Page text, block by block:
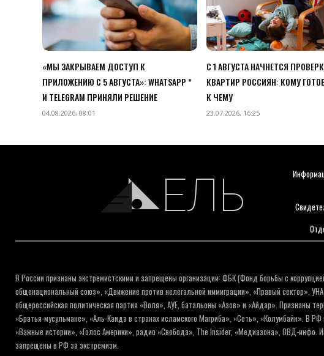
«МЫ ЗАКРЫВАЕМ ДОСТУП К
ПРИЛОЖЕНИЮ C 5 АВГУСТА»: WHATSAPP *
И TELEGRAM ПРИНЯЛИ РЕШЕНИЕ
04.08.2026, 08:01
С 1 АВГУСТА НАЧНЕТСЯ
КВАРТИР РОССИЯН: КОМУ
К ЧЕМУ
23.07.2026, 16:25
ЕЛЬ
В России признаны экстремистскими и запрещены организации: ФБК (Фонд борьбы с
общенациональный союз», «Движение против нелегальной иммиграции», «Правый сектор»,
общероссийская политическая партия «Воля», АУЕ, батальоны «Азов» и «Айдар». Признаны
«Братья-мусульмане», «Аль-Каида в странах исламского Магриба», «Сеть», «Колумбайн». В
«Важные истории», «Голос Америки», радио «Свобода», The Insider, «Медиазона», ОВД-
запрещены в РФ за экстремизм.